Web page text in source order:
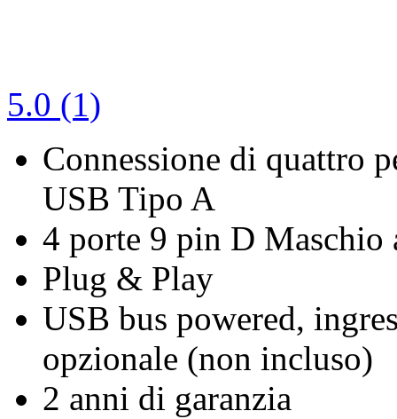
5.0 (1)
Connessione di quattro
USB Tipo A
4 porte 9 pin D
Plug & Play
USB bus powered,
opzionale (non incluso)
2 anni di garanzia